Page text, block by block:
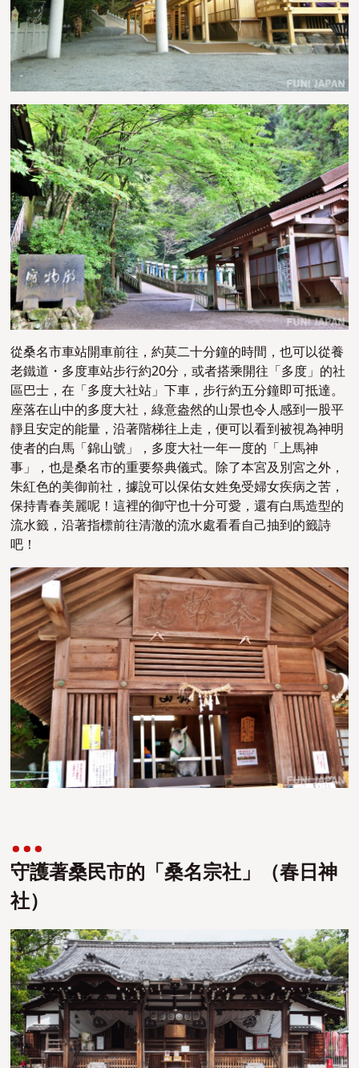
從桑名市車站開車前往，約莫二十分鐘的時間，也可以從養
老鐵道・多度車站步行約20分，或者搭乘開往「多度」的社
區巴士，在「多度大社站」下車，步行約五分鐘即可抵達。
座落在山中的多度大社，綠意盎然的山景也令人感到一股平
靜且安定的能量，沿著階梯往上走，便可以看到被視為神明
使者的白馬「錦山號」，多度大社一年一度的「上馬神
事」，也是桑名市的重要祭典儀式。除了本宮及別宮之外，
朱紅色的美御前社，據說可以保佑女姓免受婦女疾病之苦，
保持青春美麗呢！這裡的御守也十分可愛，還有白馬造型的
流水籤，沿著指標前往清澈的流水處看看自己抽到的籤詩
吧！
守護著桑民市的「桑名宗社」（春日神
社）